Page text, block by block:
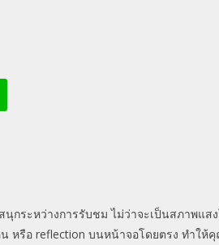
กระหว่างการรับชม ไม่ว่าจะเป็นสภาพแส
หรือ reflection บนหน้าจอโดยตรง ทำให้